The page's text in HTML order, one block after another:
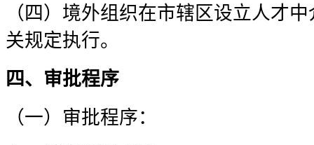
（四）境外组织在市辖区设立人才
关规定执行。
四、审批程序
（一）审批程序：